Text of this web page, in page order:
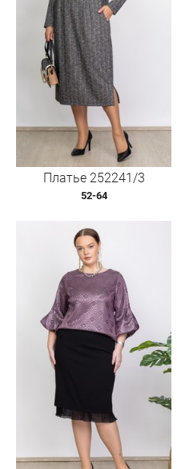
Платье 252241/3
52-64